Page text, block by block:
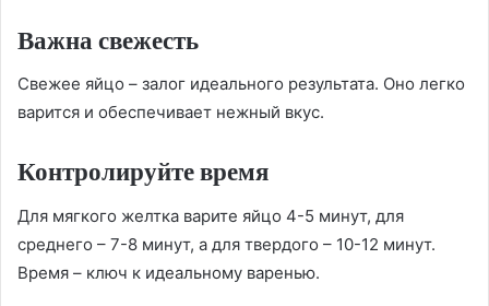
Важна свежесть
Свежее яйцо – залог идеального результата. Оно легко
варится и обеспечивает нежный вкус.
Контролируйте время
Для мягкого желтка варите яйцо 4-5 минут, для
среднего – 7-8 минут, а для твердого – 10-12 минут.
Время – ключ к идеальному варенью.